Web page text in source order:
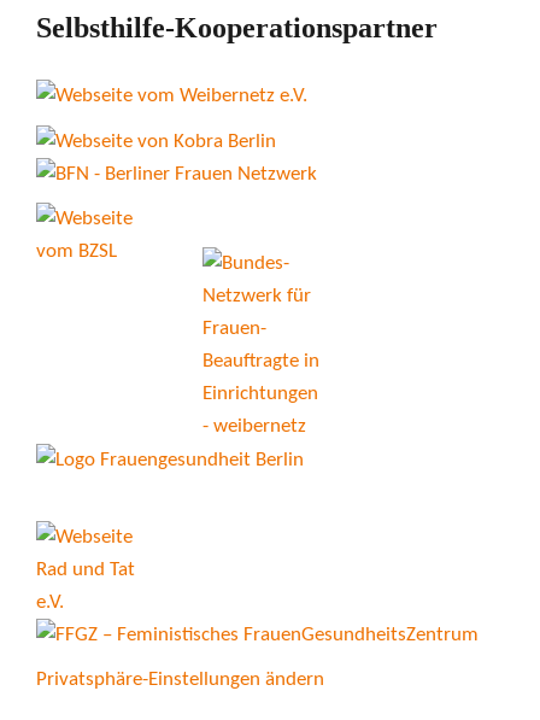
Selbsthilfe-Kooperationspartner
Privatsphäre-Einstellungen ändern